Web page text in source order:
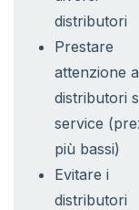
distributori
Prestare
attenzione
distributori
service
più bassi)
Evitare i
distributori